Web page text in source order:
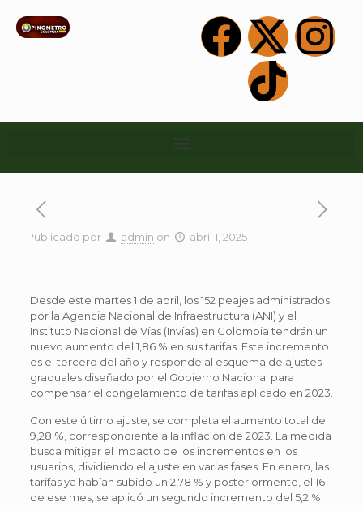
Publicado por admin on abril 1, 2025
Desde este martes 1 de abril, los 152 peajes administrados
por la Agencia Nacional de Infraestructura (ANI) y el
Instituto Nacional de Vías (Invías) en Colombia tendrán un
nuevo aumento del 1,86 % en sus tarifas. Este incremento
es el tercero del año y responde al esquema de ajustes
graduales diseñado por el Gobierno Nacional para
compensar el congelamiento de tarifas aplicado en 2023.
Con este último ajuste, se completa el aumento total del
9,28 %, correspondiente a la inflación de 2023. La medida
busca mitigar el impacto de los incrementos en los
usuarios, dividiendo el ajuste en varias fases. En enero, las
tarifas ya habían subido un 2,78 % y posteriormente, el 16
de ese mes, se aplicó un segundo incremento del 5,2 %.